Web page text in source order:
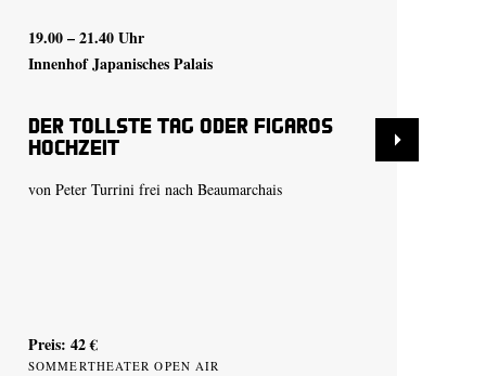
19.00 – 21.40 Uhr
Innenhof Japanisches Palais
Der tollste Tag oder Figaros
Hochzeit
von Peter Turrini frei nach Beaumarchais
Preis: 42 €
SOMMERTHEATER OPEN AIR